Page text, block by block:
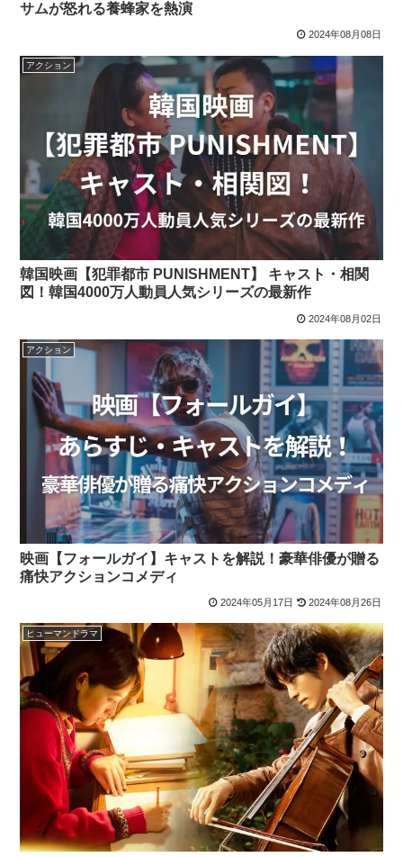
サムが怒れる養蜂家を熱演
2024年08月08日
アクション
韓国映画【犯罪都市 PUNISHMENT】 キャスト・相関
図！韓国4000万人動員人気シリーズの最新作
2024年08月02日
アクション
映画【フォールガイ】キャストを解説！豪華俳優が贈る
痛快アクションコメディ
2024年05月17日 2024年08月26日
ヒューマンドラマ